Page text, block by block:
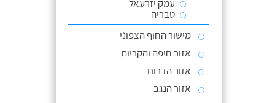
עמק יזרעאל
טבריה
מישור החוף הצפוני
אזור חיפה והקריות
אזור הדרום
אזור הנגב